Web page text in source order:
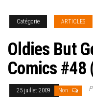
Catégorie ARTICLES
Oldies But
Comics #48
25 juillet 2009 Non